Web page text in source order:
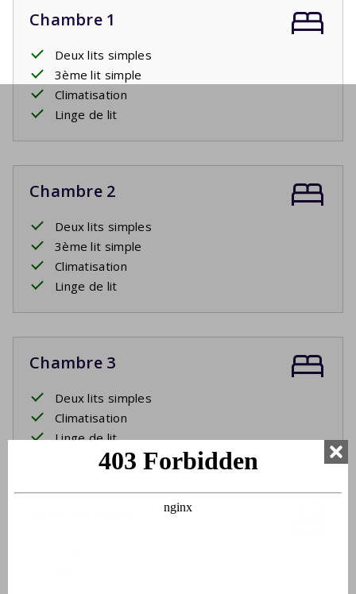
Chambre 1
Deux lits simples
3ème lit simple
Climatisation
Linge de lit
Chambre 2
Deux lits simples
3ème lit simple
Climatisation
Linge de lit
Chambre 3
Deux lits simples
Climatisation
Linge de lit